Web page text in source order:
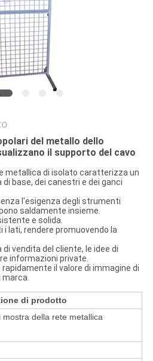
del metallo dello
il supporto del cavo
metallica di isolato caratterizza un
base, dei canestri e dei ganci
l'esigenza degli strumenti
saldamente insieme.
e solida.
lati, rendere promuovendo la
vendita del cliente, le idee di
informazioni private.
il valore di immagine di
marca.
di prodotto
mostra della rete metallica